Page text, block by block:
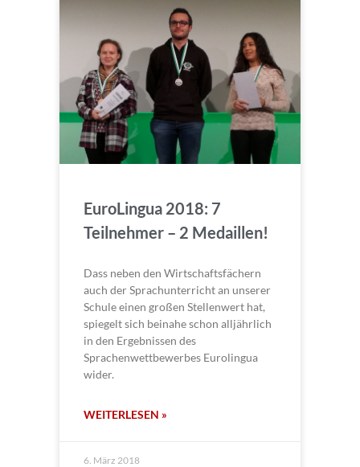
EuroLingua 2018: 7
Teilnehmer – 2 Medaillen!
Dass neben den Wirtschaftsfächern
auch der Sprachunterricht an unserer
Schule einen großen Stellenwert hat,
spiegelt sich beinahe schon alljährlich
in den Ergebnissen des
Sprachenwettbewerbes Eurolingua
wider.
WEITERLESEN »
6. März 2018